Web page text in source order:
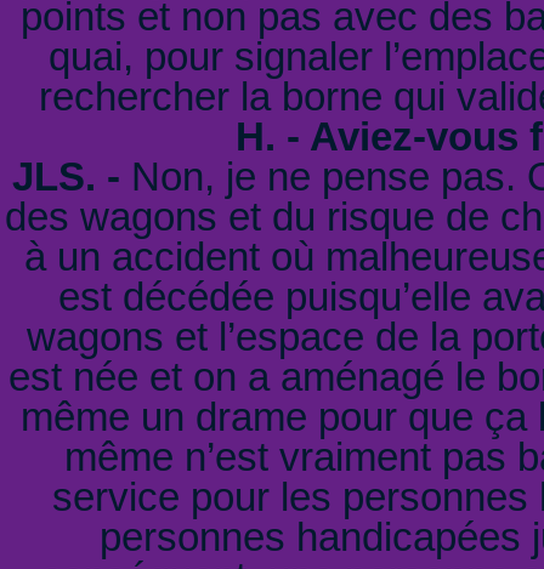
points et non pas avec des
quai, pour signaler
rechercher la borne qui
H. - Aviez-vous
JLS. - Non, je ne pense pas.
des wagons et du risque de
à un accident où
est décédée puisqu’elle
wagons et l’espace de la
est née et on a aménagé le
même un drame pour que ça
même n’est vraiment pas
service pour les
personnes handicapées